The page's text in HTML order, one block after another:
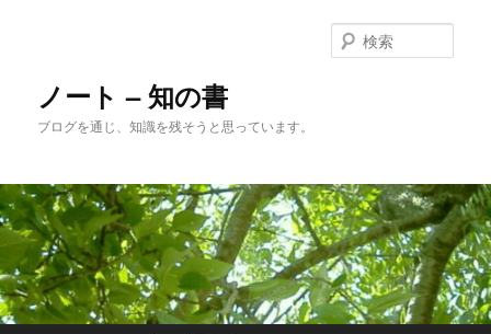
へ
移
移
動
ノート – 知の書
ブログを通じ、知識を残そうと思っています。
索